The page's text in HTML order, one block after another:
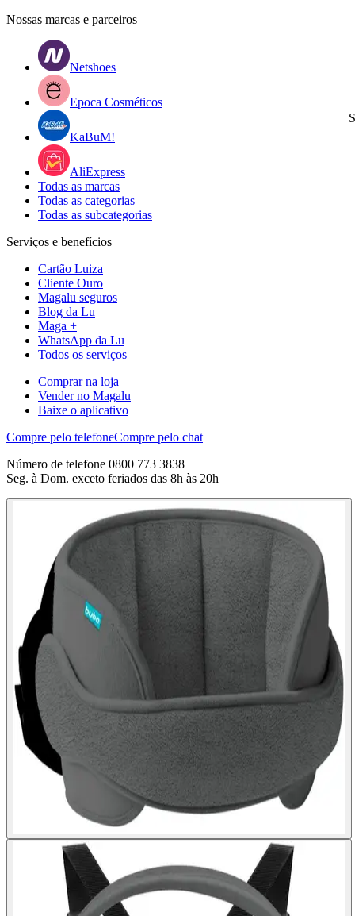
Nossas marcas e parceiros
Netshoes
Epoca Cosméticos
KaBuM!
AliExpress
Todas as marcas
Todas as categorias
Todas as subcategorias
Serviços e benefícios
Cartão Luiza
Cliente Ouro
Magalu seguros
Blog da Lu
Maga +
WhatsApp da Lu
Todos os serviços
Comprar na loja
Vender no Magalu
Baixe o aplicativo
Compre pelo telefoneCompre pelo chat
Número de telefone 0800 773 3838
Seg. à Dom. exceto feriados das 8h às 20h